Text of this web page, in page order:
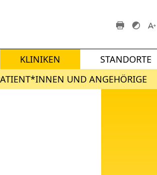
KLINIKEN STANDORTE
UND ANGEHÖRIGE